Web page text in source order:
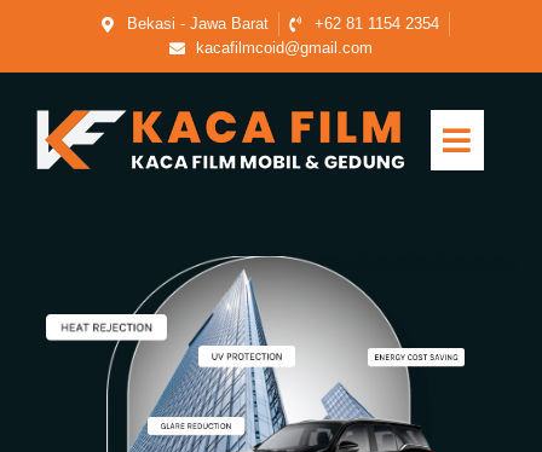
Bekasi - Jawa Barat
+62 81 1154 2354
kacafilmcoid@gmail.com